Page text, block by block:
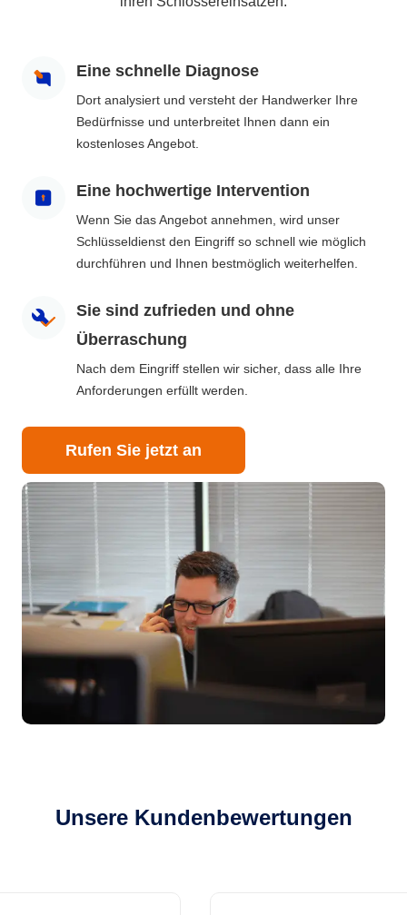
Eine schnelle Diagnose
Dort analysiert und versteht der Handwerker Ihre
Bedürfnisse und unterbreitet Ihnen dann ein
kostenloses Angebot.
Eine hochwertige Intervention
Wenn Sie das Angebot annehmen, wird unser
Schlüsseldienst den Eingriff so schnell wie möglich
durchführen und Ihnen bestmöglich weiterhelfen.
Sie sind zufrieden und ohne
Überraschung
Nach dem Eingriff stellen wir sicher, dass alle Ihre
Anforderungen erfüllt werden.
Rufen Sie jetzt an
Unsere Kundenbewertungen